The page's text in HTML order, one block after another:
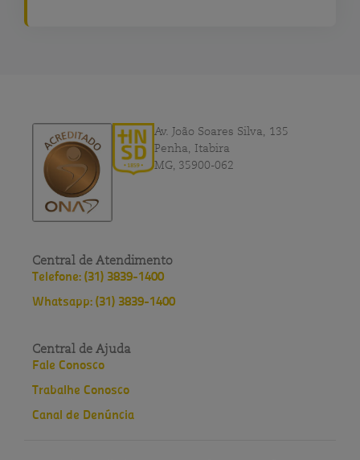
Av. João Soares Silva, 135
Penha, Itabira
MG, 35900-062
Central de Atendimento
Telefone: (31) 3839-1400
Whatsapp: (31) 3839-1400
Central de Ajuda
Fale Conosco
Trabalhe Conosco
Canal de Denúncia